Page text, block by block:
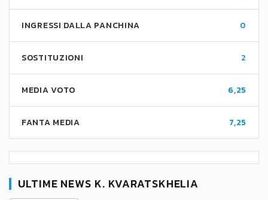
INGRESSI DALLA PANCHINA 0
SOSTITUZIONI 2
MEDIA VOTO 6,25
FANTA MEDIA 7,25
ULTIME NEWS K. KVARATSKHELIA